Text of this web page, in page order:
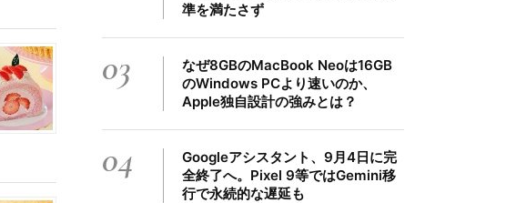
準を満たさず
03
なぜ8GBのMacBook Neoは16GB
のWindows PCより速いのか、
Apple独自設計の強みとは？
04
Googleアシスタント、9月4日に完
全終了へ。Pixel 9等ではGemini移
行で永続的な遅延も